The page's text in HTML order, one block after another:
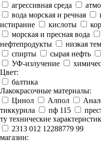
агрессивная среда
вода морская и речная
истирание
кислоты
морская и пресная вода
нефтепродукты
низкая
спирты
сырая нефть
УФ-излучение
Цвет:
балтика
Лакокрасочные материалы:
Цинол
Алпол
тиккурила
пф 115
ту технические
2313 012 12288779 99
магазин: